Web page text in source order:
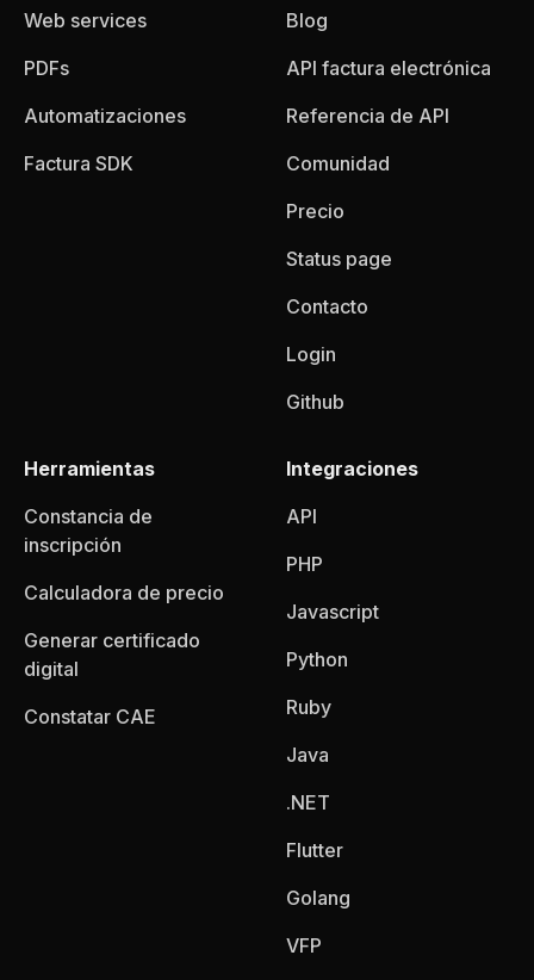
Web services
PDFs
Automatizaciones
Factura SDK
Blog
API factura electrónica
Referencia de API
Comunidad
Precio
Status page
Contacto
Login
Github
Herramientas
Constancia de
inscripción
Calculadora de precio
Generar certificado
digital
Constatar CAE
Integraciones
API
PHP
Javascript
Python
Ruby
Java
.NET
Flutter
Golang
VFP